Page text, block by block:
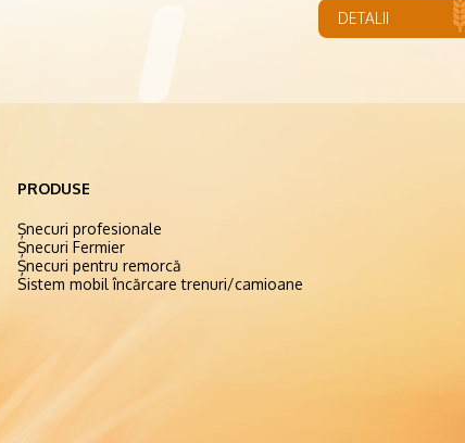
DETALII
PRODUSE
Șnecuri profesionale
Șnecuri Fermier
Șnecuri pentru remorcă
Sistem mobil încărcare trenuri/camioane